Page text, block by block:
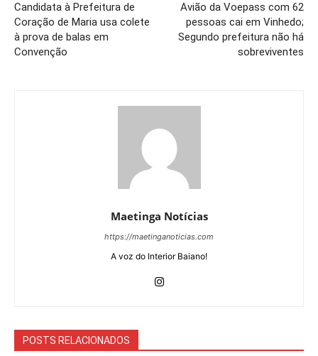
Candidata à Prefeitura de
Coração de Maria usa colete
à prova de balas em
Convenção
Avião da Voepass com 62
pessoas cai em Vinhedo;
Segundo prefeitura não há
sobreviventes
Maetinga Notícias
https://maetinganoticias.com
A voz do Interior Baiano!
POSTS RELACIONADOS